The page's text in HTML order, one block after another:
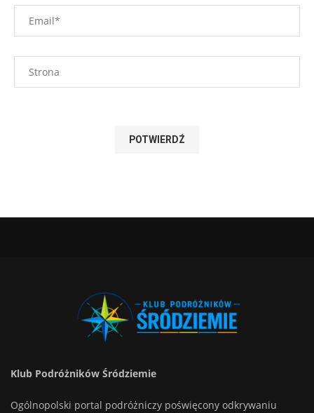
Klub Podróżników Śródziemie
Ogólnopolski portal podróżniczy poświęcony odkrywaniu